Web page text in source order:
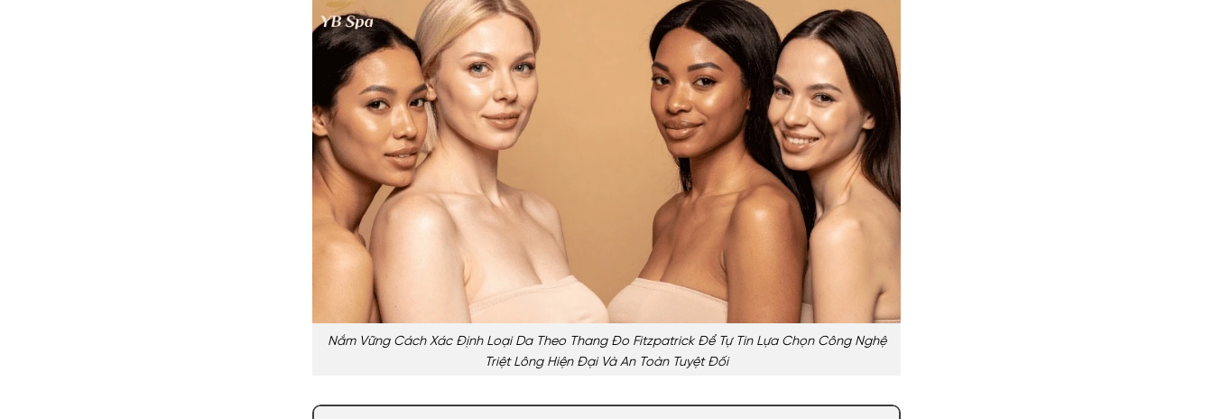
Nắm Vững Cách Xác Định Loại Da Theo Thang Đo Fitzpatrick Để Tự Tin Lựa Chọn Công Nghệ
Triệt Lông Hiện Đại Và An Toàn Tuyệt Đối